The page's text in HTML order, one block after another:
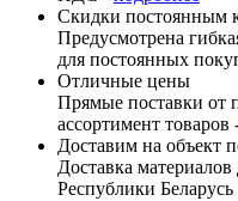
Скидки постоянным
Предусмотрена
для постоянных
Отличные цены
Прямые поставки от
ассортимент товаров
Доставим на объект
Доставка
Республики Беларусь